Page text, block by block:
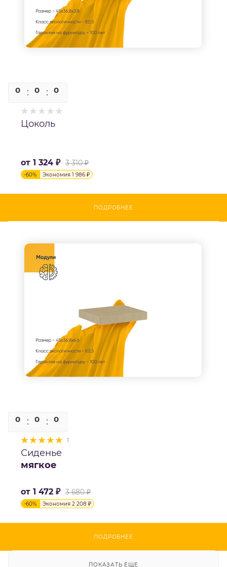
0 0 0
Цоколь
от 1 324 ₽ 3 310 ₽
-60% Экономия 1 986 ₽
ПОДРОБНЕЕ
0 0 0
1
Сиденье
мягкое
от 1 472 ₽ 3 680 ₽
-60% Экономия 2 208 ₽
ПОДРОБНЕЕ
ПОКАЗАТЬ ЕЩЕ